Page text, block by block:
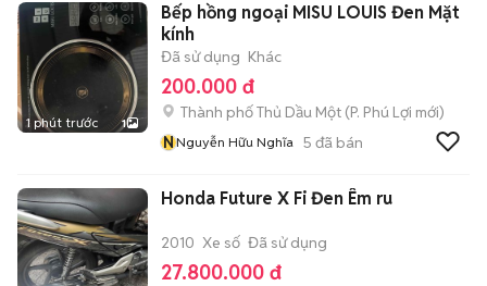
1 phút trước 1
Bếp hồng ngoại MISU LOUIS Đen Mặt
kính
Đã sử dụng Khác
200.000 đ
Thành phố Thủ Dầu Một (P. Phú Lợi mới)
NNguyễn Hữu Nghĩa 5 đã bán
Honda Future X Fi Đen Êm ru
2010 Xe số Đã sử dụng
27.800.000 đ